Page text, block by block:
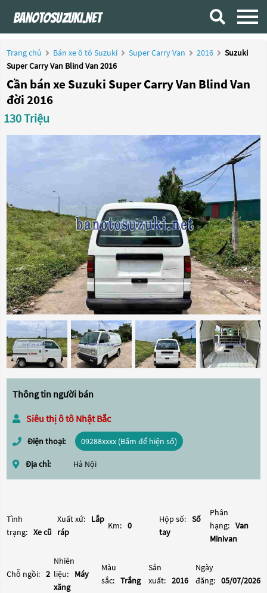
Trang chủ Bán xe ô tô Suzuki Super Carry Van 2016
Suzuki
Super Carry Van Blind Van 2016
Cần bán xe Suzuki Super Carry Van Blind Van
đời 2016
130 Triệu
Thông tin người bán
Siêu thị ô tô Nhật Bắc
Điện thoại: 09288xxxx (Bấm để hiện số)
Địa chỉ: Hà Nội
Tình
trạng: Xe cũ
Xuất xứ:
Lắp
ráp
Km: 0
Hộp số: Số
tay
Phân
hạng: Van
Minivan
Chỗ ngồi: 2
Nhiên
liệu:
Máy
xăng
Màu
sắc: Trắng
Sản
xuất: 2016
Ngày
đăng: 05/07/2026